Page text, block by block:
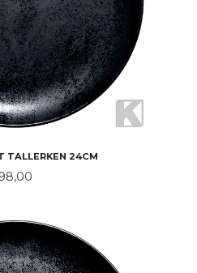
TALLERKEN 24CM
Pris
98,00